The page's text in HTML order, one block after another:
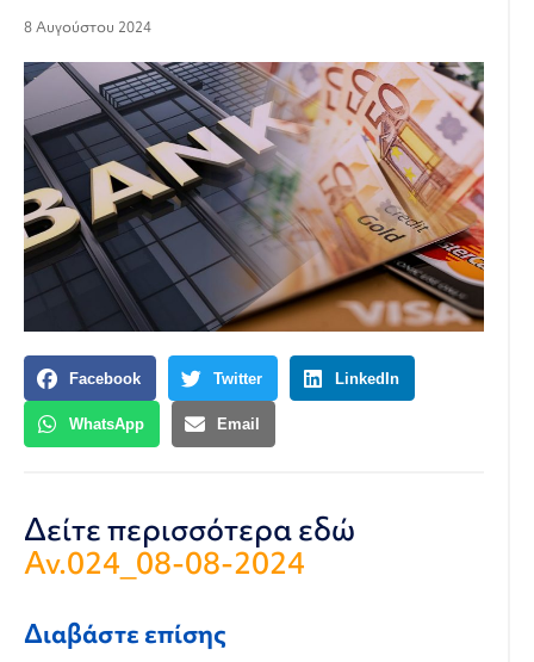
8 Αυγούστου 2024
Facebook Twitter LinkedIn
WhatsApp Email
Δείτε περισσότερα εδώ
Αν.024_08-08-2024
Διαβάστε επίσης